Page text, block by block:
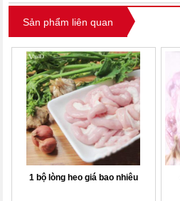
Sản phẩm liên quan
1 bộ lòng heo giá bao nhiêu